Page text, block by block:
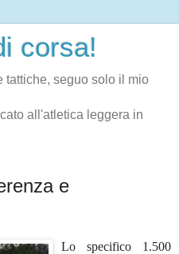
corsa!
tattiche, seguo solo il mio
all'atletica leggera in
e
Lo specifico 1.500